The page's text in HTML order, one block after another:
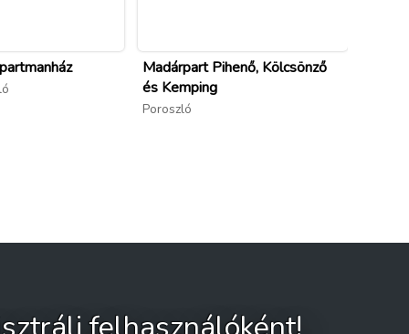
Madárpart Pihenő, Kölcsönző
és Kemping
Poroszló